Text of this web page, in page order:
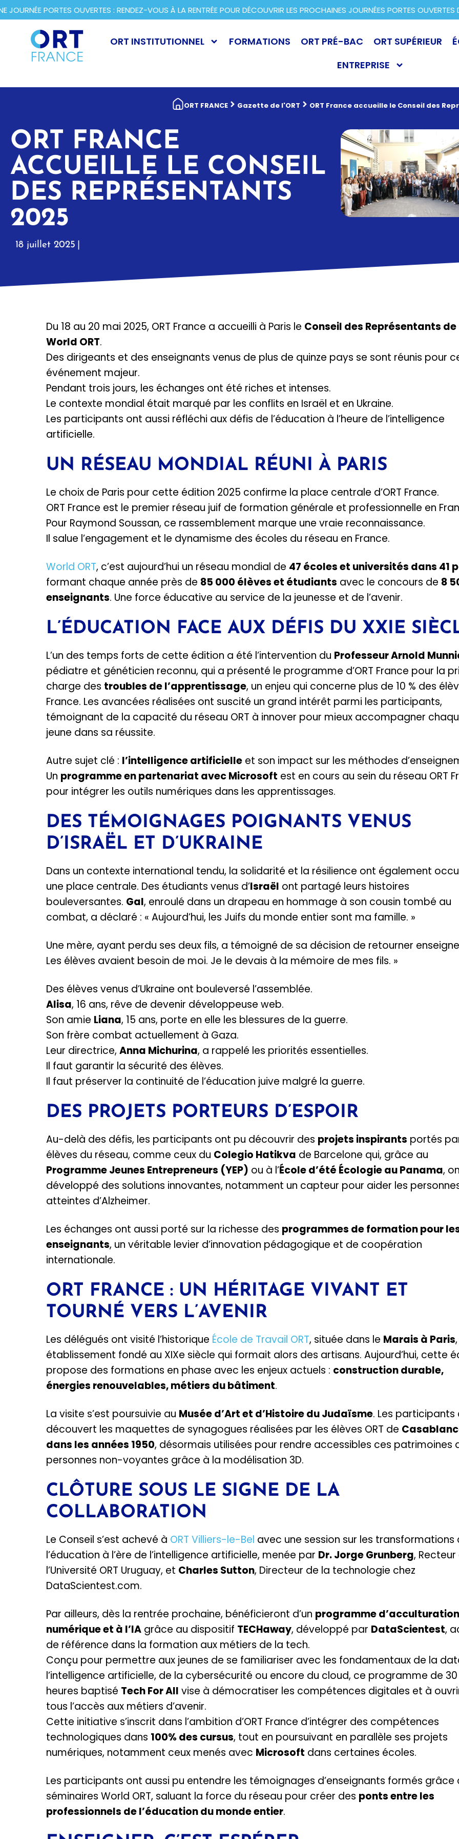
PORTES OUVERTES : RENDEZ-VOUS À LA RENTRÉE POUR DÉCOUVRIR LES PROCHAINES JOURNÉES PORTES OUVERTES
ORT INSTITUTIONNEL FORMATIONS ORT PRÉ-BAC ORT SUPÉRIEUR
ENTREPRISE
ORT FRANCE Gazette de l'ORT ORT France accueille le Conseil des
ORT FRANCE
ACCUEILLE LE CONSEIL
DES REPRÉSENTANTS
2025
18 juillet 2025
Du 18 au 20 mai 2025, ORT France a accueilli à Paris le Conseil des Représentants de
World ORT.
Des dirigeants et des enseignants venus de plus de quinze pays se sont réunis pour
événement majeur.
Pendant trois jours, les échanges ont été riches et intenses.
Le contexte mondial était marqué par les conflits en Israël et en Ukraine.
Les participants ont aussi réfléchi aux défis de l’éducation à l’heure de l’intelligence
artificielle.
UN RÉSEAU MONDIAL RÉUNI À PARIS
Le choix de Paris pour cette édition 2025 confirme la place centrale d’ORT France.
ORT France est le premier réseau juif de formation générale et professionnelle en
Pour Raymond Soussan, ce rassemblement marque une vraie reconnaissance.
Il salue l’engagement et le dynamisme des écoles du réseau en France.
World ORT, c’est aujourd’hui un réseau mondial de 47 écoles et universités dans 41
formant chaque année près de 85 000 élèves et étudiants avec le concours de 8
enseignants. Une force éducative au service de la jeunesse et de l’avenir.
L’ÉDUCATION FACE AUX DÉFIS DU XXIE
L’un des temps forts de cette édition a été l’intervention du Professeur Arnold
pédiatre et généticien reconnu, qui a présenté le programme d’ORT France pour la
charge des troubles de l’apprentissage, un enjeu qui concerne plus de 10 % des
France. Les avancées réalisées ont suscité un grand intérêt parmi les participants,
témoignant de la capacité du réseau ORT à innover pour mieux accompagner
jeune dans sa réussite.
Autre sujet clé : l’intelligence artificielle et son impact sur les méthodes
Un programme en partenariat avec Microsoft est en cours au sein du réseau ORT
pour intégrer les outils numériques dans les apprentissages.
DES TÉMOIGNAGES POIGNANTS VENUS
D’ISRAËL ET D’UKRAINE
Dans un contexte international tendu, la solidarité et la résilience ont également
une place centrale. Des étudiants venus d’Israël ont partagé leurs histoires
bouleversantes. Gal, enroulé dans un drapeau en hommage à son cousin tombé au
combat, a déclaré : « Aujourd’hui, les Juifs du monde entier sont ma famille. »
Une mère, ayant perdu ses deux fils, a témoigné de sa décision de retourner
Les élèves avaient besoin de moi. Je le devais à la mémoire de mes fils. »
Des élèves venus d’Ukraine ont bouleversé l’assemblée.
Alisa, 16 ans, rêve de devenir développeuse web.
Son amie Liana, 15 ans, porte en elle les blessures de la guerre.
Son frère combat actuellement à Gaza.
Leur directrice, Anna Michurina, a rappelé les priorités essentielles.
Il faut garantir la sécurité des élèves.
Il faut préserver la continuité de l’éducation juive malgré la guerre.
DES PROJETS PORTEURS D’ESPOIR
Au-delà des défis, les participants ont pu découvrir des projets inspirants portés
élèves du réseau, comme ceux du Colegio Hatikva de Barcelone qui, grâce au
Programme Jeunes Entrepreneurs (YEP) ou à l’École d’été Écologie au Panama,
développé des solutions innovantes, notamment un capteur pour aider les
atteintes d’Alzheimer.
Les échanges ont aussi porté sur la richesse des programmes de formation pour
enseignants, un véritable levier d’innovation pédagogique et de coopération
internationale.
ORT FRANCE : UN HÉRITAGE VIVANT ET
TOURNÉ VERS L’AVENIR
Les délégués ont visité l’historique École de Travail ORT, située dans le Marais à Paris
établissement fondé au XIXe siècle qui formait alors des artisans. Aujourd’hui, cette
propose des formations en phase avec les enjeux actuels : construction durable,
énergies renouvelables, métiers du bâtiment.
La visite s’est poursuivie au Musée d’Art et d’Histoire du Judaïsme. Les participants
découvert les maquettes de synagogues réalisées par les élèves ORT de
dans les années 1950, désormais utilisées pour rendre accessibles ces patrimoines
personnes non-voyantes grâce à la modélisation 3D.
CLÔTURE SOUS LE SIGNE DE LA
COLLABORATION
Le Conseil s’est achevé à ORT Villiers-le-Bel avec une session sur les transformations
l’éducation à l’ère de l’intelligence artificielle, menée par Dr. Jorge Grunberg, Recteur
l’Université ORT Uruguay, et Charles Sutton, Directeur de la technologie chez
DataScientest.com.
Par ailleurs, dès la rentrée prochaine, bénéficieront d’un programme
numérique et à l’IA grâce au dispositif TECHaway, développé par DataScientest,
de référence dans la formation aux métiers de la tech.
Conçu pour permettre aux jeunes de se familiariser avec les fondamentaux de la
l’intelligence artificielle, de la cybersécurité ou encore du cloud, ce programme de 30
heures baptisé Tech For All vise à démocratiser les compétences digitales et à
tous l’accès aux métiers d’avenir.
Cette initiative s’inscrit dans l’ambition d’ORT France d’intégrer des compétences
technologiques dans 100% des cursus, tout en poursuivant en parallèle ses projets
numériques, notamment ceux menés avec Microsoft dans certaines écoles.
Les participants ont aussi pu entendre les témoignages d’enseignants formés grâce
séminaires World ORT, saluant la force du réseau pour créer des ponts entre les
professionnels de l’éducation du monde entier.